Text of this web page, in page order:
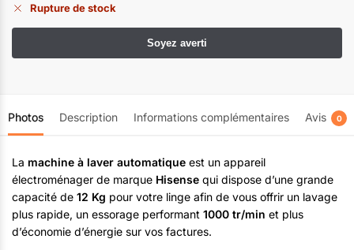
Fréquence nominale:
Classe énergétique:A+++
1000 rpm
Rupture de stock
Photos Description Informations complémentaires Avis 0
La machine à laver automatique est un appareil
électroménager de marque Hisense qui dispose d’une grande
capacité de 12 Kg pour votre linge afin de vous offrir un lavage
plus rapide, un essorage performant 1000 tr/min et plus
d’économie d’énergie sur vos factures.